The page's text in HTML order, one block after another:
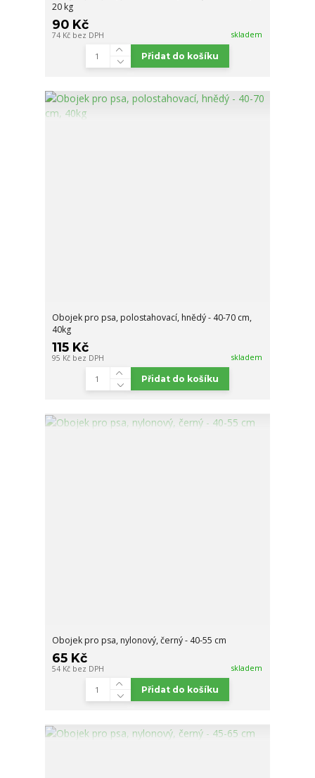
20 kg
90 Kč
74 Kč bez DPH skladem
Přidat do košíku
Obojek pro psa, polostahovací, hnědý - 40-70 cm,
40kg
115 Kč
95 Kč bez DPH skladem
Přidat do košíku
Obojek pro psa, nylonový, černý - 40-55 cm
65 Kč
54 Kč bez DPH skladem
Přidat do košíku